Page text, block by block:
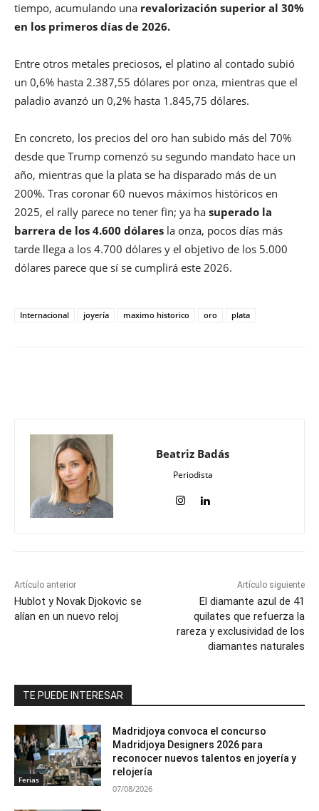
tiempo, acumulando una revalorización superior al 30%
en los primeros días de 2026.
Entre otros metales preciosos, el platino al contado subió
un 0,6% hasta 2.387,55 dólares por onza, mientras que el
paladio avanzó un 0,2% hasta 1.845,75 dólares.
En concreto, los precios del oro han subido más del 70%
desde que Trump comenzó su segundo mandato hace un
año, mientras que la plata se ha disparado más de un
200%. Tras coronar 60 nuevos máximos históricos en
2025, el rally parece no tener fin; ya ha superado la
barrera de los 4.600 dólares la onza, pocos días más
tarde llega a los 4.700 dólares y el objetivo de los 5.000
dólares parece que sí se cumplirá este 2026.
Internacional joyería maximo historico oro plata
Beatriz Badás
Periodista
Artículo anterior
Hublot y Novak Djokovic se
alían en un nuevo reloj
Artículo siguiente
El diamante azul de 41
quilates que refuerza la
rareza y exclusividad de los
diamantes naturales
TE PUEDE INTERESAR
Ferias
Madridjoya convoca el concurso
Madridjoya Designers 2026 para
reconocer nuevos talentos en joyería y
relojería
07/08/2026